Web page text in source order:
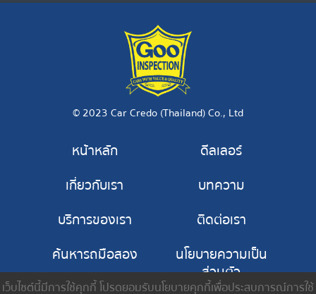
© 2023 Car Credo (Thailand) Co., Ltd
หน้าหลัก
เกี่ยวกับเรา
บริการของเรา
ค้นหารถมือสอง
ดีลเลอร์
บทความ
ติดต่อเรา
นโยบายความเป็น
ส่วนตัว
เว็บไซต์นี้มีการใช้คุกกี้ โปรดยอมรับนโยบายคุกกี้เพื่อประสบการณ์การใช้